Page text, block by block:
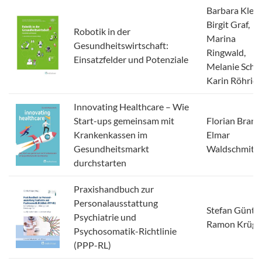
Robotik in der
Gesundheitswirtschaft:
Einsatzfelder und Potenziale
Barbara
Birgit Graf,
Marina
Ringwald,
Melanie
Karin
Innovating Healthcare – Wie
Start-ups gemeinsam mit
Krankenkassen im
Gesundheitsmarkt
durchstarten
Florian
Elmar
Waldschmitt
Praxishandbuch zur
Personalausstattung
Psychiatrie und
Psychosomatik-Richtlinie
(PPP-RL)
Stefan
Ramon